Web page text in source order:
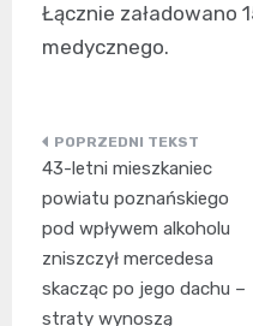
Łącznie załadowano
medycznego.
Nawigacja
wpisu
43-letni mieszkaniec
powiatu poznańskiego
pod wpływem alkoholu
zniszczył mercedesa
skacząc po jego dachu –
straty wynoszą